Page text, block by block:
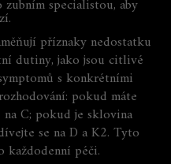
specialistou, aby
příznaky nedostatku
dutiny, jako jsou citlivé
s konkrétními
pokud máte
na C; pokud je sklovina
se na D a K2. Tyto
péči.